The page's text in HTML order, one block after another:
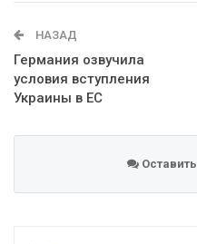
НАЗАД
Германия озвучила
условия вступления
Украины в ЕС